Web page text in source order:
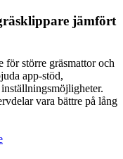
jämfört
för större gräsmattor och
app-stöd,
vara bättre på lång